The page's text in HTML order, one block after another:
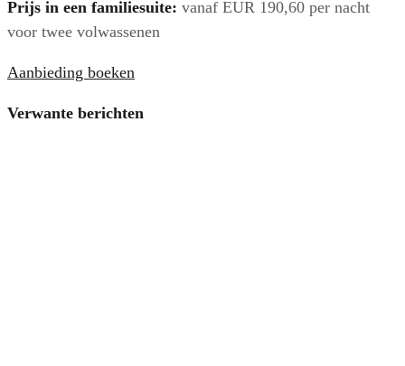
Prijs in een familiesuite: vanaf EUR 190,60 per nacht
voor twee volwassenen
Aanbieding boeken
Verwante berichten